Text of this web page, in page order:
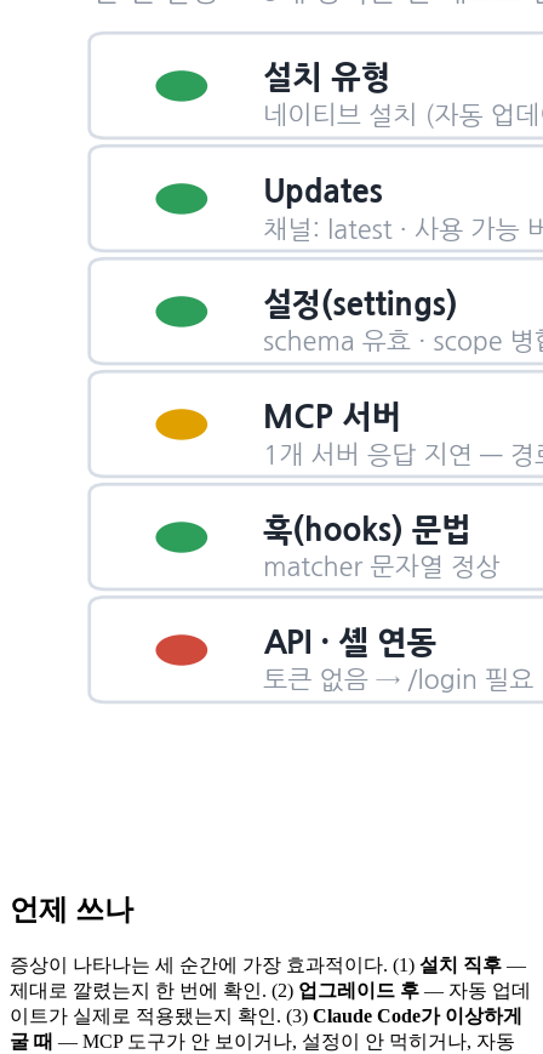
언제 쓰나
증상이 나타나는 세 순간에 가장 효과적이다. (1) 설치 직후 —
제대로 깔렸는지 한 번에 확인. (2) 업그레이드 후 — 자동 업데
이트가 실제로 적용됐는지 확인. (3) Claude Code가 이상하게
굴 때 — MCP 도구가 안 보이거나, 설정이 안 먹히거나, 자동